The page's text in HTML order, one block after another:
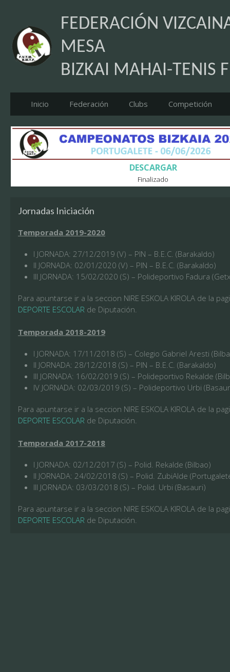
FEDERACIÓN
MESA
BIZKAI MAHAI-TENIS
Inicio Federación Clubs Competición
DESCARGAR
Finalizado
Jornadas Iniciación
Temporada 2019-2020
I JORNADA: 27/12/2019 (V) – PIN – B.E.C. (Barakaldo)
II JORNADA: 02/01/2020 (V) – PIN – B.E.C. (Barakaldo)
III JORNADA: 15/02/2020 (S) – Polideportivo Fadura
Para apuntarse ir a la seccion NIRE ESKOLA KIROLA de la
DEPORTE ESCOLAR de Diputación.
Temporada 2018-2019
I JORNADA: 17/11/2018 (S) – Colegio Gabriel Aresti
II JORNADA: 28/12/2018 (S) – PIN – B.E.C. (Barakaldo)
III JORNADA: 16/02/2019 (S) – Polideportivo Rekalde
IV JORNADA: 02/03/2019 (S) – Polideportivo Urbi
Para apuntarse ir a la seccion NIRE ESKOLA KIROLA de la
DEPORTE ESCOLAR de Diputación.
Temporada 2017-2018
I JORNADA: 02/12/2017 (S) – Polid. Rekalde (Bilbao)
II JORNADA: 24/02/2018 (S) – Polid. ZubiAlde
III JORNADA: 03/03/2018 (S) – Polid. Urbi (Basauri)
Para apuntarse ir a la seccion NIRE ESKOLA KIROLA de la
DEPORTE ESCOLAR de Diputación.